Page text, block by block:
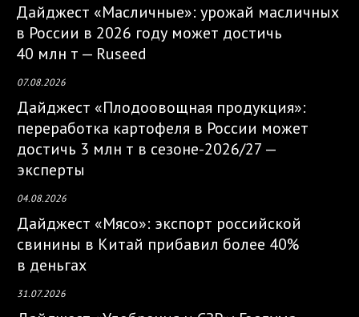
Дайджест «Масличные»: урожай масличных
в России в 2026 году может достичь
40 млн т — Ruseed
07.08.2026
Дайджест «Плодоовощная продукция»:
переработка картофеля в России может
достичь 3 млн т в сезоне-2026/27 —
эксперты
04.08.2026
Дайджест «Мясо»: экспорт российской
свинины в Китай прибавил более 40%
в деньгах
31.07.2026